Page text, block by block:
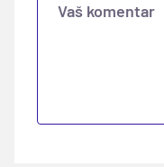
Vaš komentar